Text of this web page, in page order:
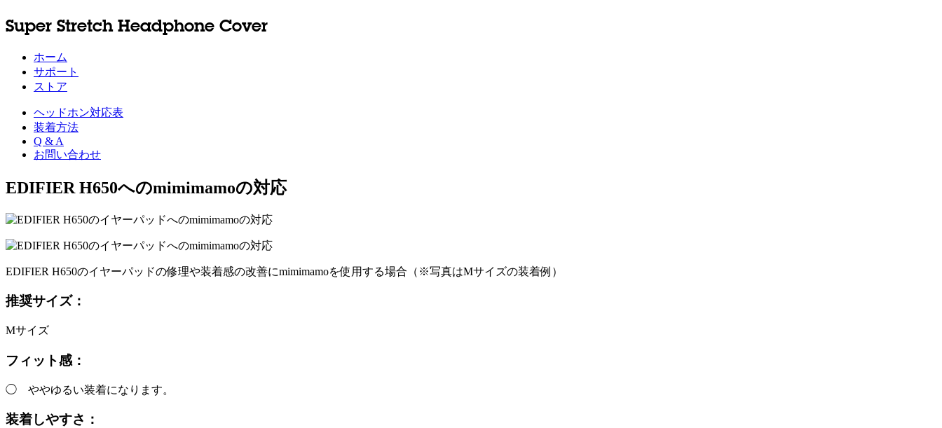
Super Stretch Headphone Cover
ホーム
サポート
ストア
ヘッドホン対応表
装着方法
Q & A
お問い合わせ
EDIFIER H650へのmimimamoの対応
EDIFIER H650のイヤーパッドの修理や装着感の改善にmimimamoを使用する場合（※写真はMサイズの装着例）
推奨サイズ：
Mサイズ
フィット感：
◯ ややゆるい装着になります。
装着しやすさ：